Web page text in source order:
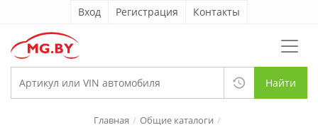
Вход Регистрация Контакты
Найти
Главная Общие каталоги